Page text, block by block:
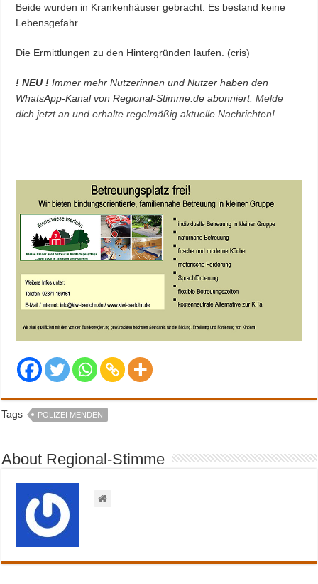
Beide wurden in Krankenhäuser gebracht. Es bestand keine
Lebensgefahr.
Die Ermittlungen zu den Hintergründen laufen. (cris)
! NEU ! Immer mehr Nutzerinnen und Nutzer haben den
WhatsApp-Kanal von Regional-Stimme.de abonniert.Melde
dich jetzt an und erhalte regelmäßig aktuelle Nachrichten!
Tags POLIZEI MENDEN
About Regional-Stimme